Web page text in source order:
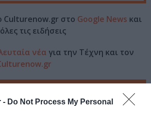
- Do Not Process My Personal
Culturenow.gr στο Google News και
τις ειδήσεις
νέα για την Τέχνη και τον